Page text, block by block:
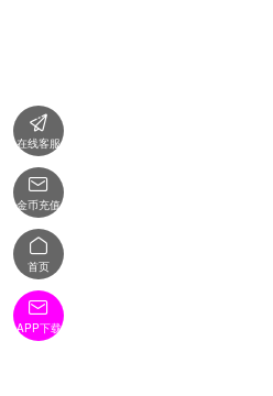

在线客服

金币充值

首页

APP下载